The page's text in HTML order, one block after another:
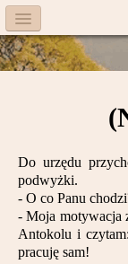
Menu
Facebook
Książka
Moneta
Do urzędu
podwyżki.
- O co Panu
- Moja motywacja
Antokolu i
pracuję sam!